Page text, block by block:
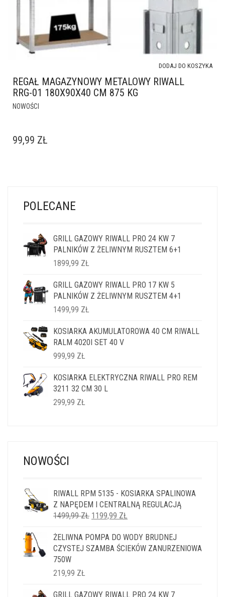
REGAŁ MAGAZYNOWY METALOWY RIWALL
RRG-01 180X90X40 CM 875 KG
NOWOŚCI
DODAJ DO KOSZYKA
99,99 ZŁ
POLECANE
GRILL GAZOWY RIWALL PRO 24 KW 7
PALNIKÓW Z ŻELIWNYM RUSZTEM 6+1
1899,99 ZŁ
GRILL GAZOWY RIWALL PRO 17 KW 5
PALNIKÓW Z ŻELIWNYM RUSZTEM 4+1
1499,99 ZŁ
KOSIARKA AKUMULATOROWA 40 CM RIWALL
RALM 4020I SET 40 V
999,99 ZŁ
KOSIARKA ELEKTRYCZNA RIWALL PRO REM
3211 32 CM 30 L
299,99 ZŁ
NOWOŚCI
RIWALL RPM 5135 - KOSIARKA SPALINOWA
Z NAPĘDEM I CENTRALNĄ REGULACJĄ
1499,99ZŁ PIERWOTNA
WYNOSIŁA:
1499,99 ZŁ.
1199,99 ZŁ
WYNOSI:
1199,99 ZŁ.
ŻELIWNA POMPA DO WODY BRUDNEJ
CZYSTEJ SZAMBA ŚCIEKÓW ZANURZENIOWA
750W
219,99 ZŁ
GRILL GAZOWY RIWALL PRO 24 KW 7